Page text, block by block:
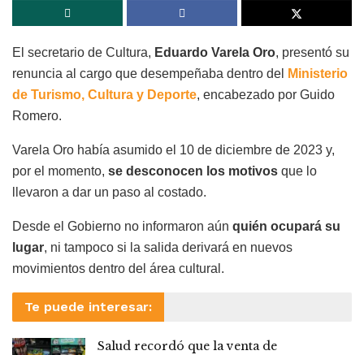
El secretario de Cultura, Eduardo Varela Oro, presentó su
renuncia al cargo que desempeñaba dentro del
Ministerio
de Turismo, Cultura y Deporte, encabezado por Guido
Romero.
Varela Oro había asumido el 10 de diciembre de 2023 y,
por el momento, se desconocen los motivos que lo
llevaron a dar un paso al costado.
Desde el Gobierno no informaron aún quién ocupará su
lugar, ni tampoco si la salida derivará en nuevos
movimientos dentro del área cultural.
Te puede interesar:
Salud recordó que la venta de